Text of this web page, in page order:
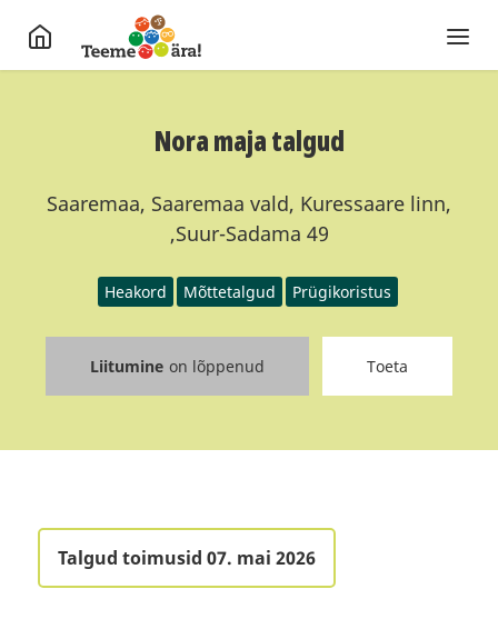
Nora maja talgud
Saaremaa, Saaremaa vald, Kuressaare linn,
,Suur-Sadama 49
Heakord Mõttetalgud Prügikoristus
Liitumine on lõppenud Toeta
Talgud toimusid 07. mai 2026